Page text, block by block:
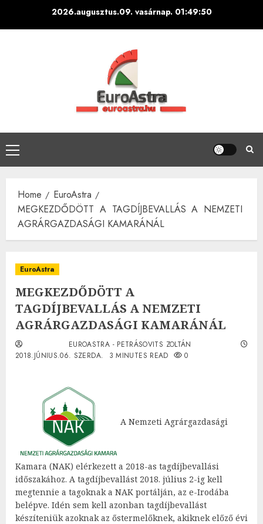
2026.augusztus.09. vasárnap. 01:49:51
Primary
Menu
Home
EuroAstra
MEGKEZDŐDÖTT A TAGDÍJBEVALLÁS A NEMZETI
AGRÁRGAZDASÁGI KAMARÁNÁL
EuroAstra
MEGKEZDŐDÖTT A
TAGDÍJBEVALLÁS A NEMZETI
AGRÁRGAZDASÁGI KAMARÁNÁL
EUROASTRA - PETRÁSOVITS ZOLTÁN
2018.JÚNIUS.06. SZERDA.
3 MINUTES READ 0
A Nemzeti Agrárgazdasági
Kamara (NAK) elérkezett a 2018-as tagdíjbevallási
időszakához. A tagdíjbevallást 2018. július 2-ig kell
megtennie a tagoknak a NAK portálján, az e-Irodába
belépve. Idén sem kell azonban tagdíjbevallást
készíteniük azoknak az őstermelőknek, akiknek előző évi